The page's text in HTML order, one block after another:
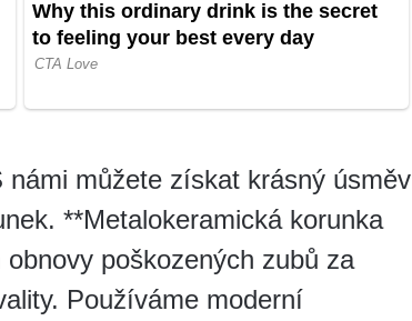
můžete získat krásný úsměv
**Metalokeramická korunka
poškozených zubů za
Používáme moderní